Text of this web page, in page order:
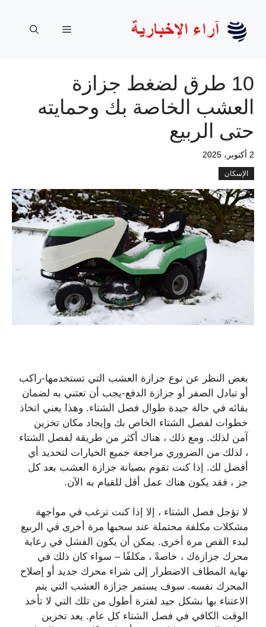
المحتوى
القائمة
10 طرق لضغط جزازة
العشب الخاصة بك وحمايته
حتى الربيع
2 أكتوبر، 2025
الإسكان
بغض النظر عن نوع جزازة العشب التي تستخدمها-راكب
أو تبادل الصفر أو جزازة الدفع-يجب أن تعتني به لضمان
بقائه في حالة جيدة طوال فصل الشتاء. وهذا يعني اتخاذ
خطوات لفصل الشتاء الخاص بك وإيجاد مكان تخزين
آمن لذلك. ومع ذلك ، هناك أكثر من طريقة لفصل الشتاء
، لذلك من الضروري مراجعة جميع الخيارات لتحديد أي
أفضل لك. إذا كنت تقوم بصيانة جزازة العشب بعد كل
جز ، فقد يكون هناك عمل أقل للقيام به الآن.
لا تؤجل فصل الشتاء ، إلا إذا كنت ترغب في مواجهة
مشكلات مكلفة محتملة عند سحبها مرة أخرى في الربيع
لبدء القص مرة أخرى. يمكن أن يكون الفشل في رعاية
محرك جزازةك ، خاصةً ، مكلفًا – سواء كان ذلك في
نهاية المطاف الاضطرار إلى شراء محرك جديد أو إصلاح
المحرك نفسه. سوف يستمر جزازة العشب التي يتم
الاعتناء بها بشكل جيد لفترة أطول من تلك التي لا تأخذ
الوقت الكافي في فصل الشتاء كل عام. يعد تخزين